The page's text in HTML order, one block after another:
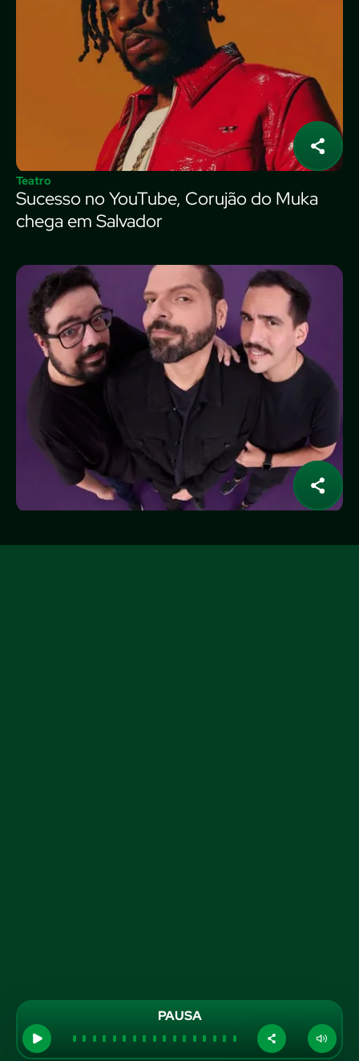
PAUSA
Teatro
Sucesso no YouTube, Corujão do Muka
chega em Salvador